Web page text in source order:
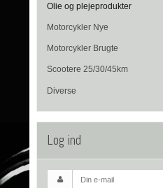
Olie og plejeprodukter
Motorcykler Nye
Motorcykler Brugte
Scootere 25/30/45km
Diverse
Log ind